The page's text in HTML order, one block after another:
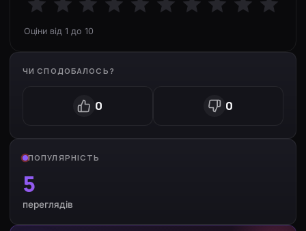
Оціни від 1 до 10
ЧИ СПОДОБАЛОСЬ?
0 0
ПОПУЛЯРНІСТЬ
5
переглядів